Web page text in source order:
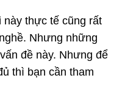
này thực tế cũng rất
Nhưng những
đề này. Nhưng để
thì bạn cần tham